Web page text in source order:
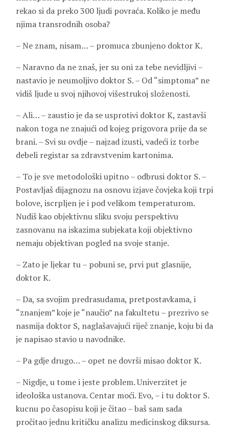
rekao si da preko 300 ljudi povraća. Koliko je među
njima transrodnih osoba?
– Ne znam, nisam… – promuca zbunjeno doktor K.
– Naravno da ne znaš, jer su oni za tebe nevidljivi –
nastavio je neumoljivo doktor S. – Od “simptoma” ne
vidiš ljude u svoj njihovoj višestrukoj složenosti.
– Ali… – zaustio je da se usprotivi doktor K, zastavši
nakon toga ne znajući od kojeg prigovora prije da se
brani. – Svi su ovdje – najzad izusti, vadeći iz torbe
debeli registar sa zdravstvenim kartonima.
– To je sve metodološki upitno – odbrusi doktor S. –
Postavljaš dijagnozu na osnovu izjave čovjeka koji trpi
bolove, iscrpljen je i pod velikom temperaturom.
Nudiš kao objektivnu sliku svoju perspektivu
zasnovanu na iskazima subjekata koji objektivno
nemaju objektivan pogled na svoje stanje.
– Zato je ljekar tu – pobuni se, prvi put glasnije,
doktor K.
– Da, sa svojim predrasudama, pretpostavkama, i
“znanjem” koje je “naučio” na fakultetu – prezrivo se
nasmija doktor S, naglašavajući riječ znanje, koju bi da
je napisao stavio u navodnike.
– Pa gdje drugo… – opet ne dovrši misao doktor K.
– Nigdje, u tome i jeste problem. Univerzitet je
ideološka ustanova. Centar moći. Evo, – i tu doktor S.
kucnu po časopisu koji je čitao – baš sam sada
pročitao jednu kritičku analizu medicinskog diksursa.